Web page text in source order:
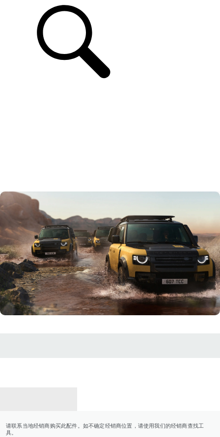
请联系当地经销商购买此配件。如不确定经销商位置，请使用我们的经销商查找工
具。